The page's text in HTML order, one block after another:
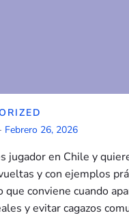
Febrero 26, 2026
jugador en Chile y
y con ejemplos
que conviene cuando
y evitar cagazos